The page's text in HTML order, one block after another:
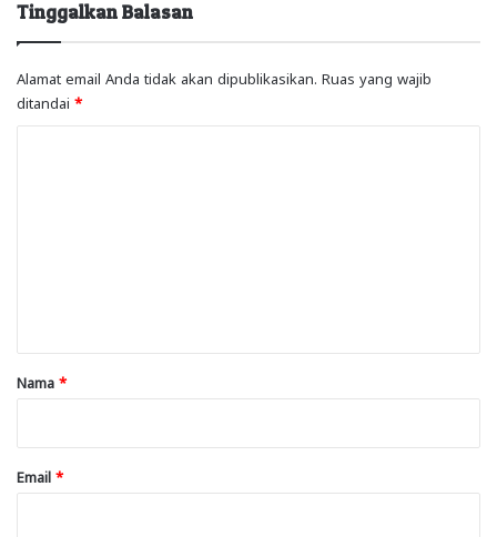
Tinggalkan Balasan
Alamat email Anda tidak akan dipublikasikan. Ruas yang wajib
ditandai *
rNama *
Email *